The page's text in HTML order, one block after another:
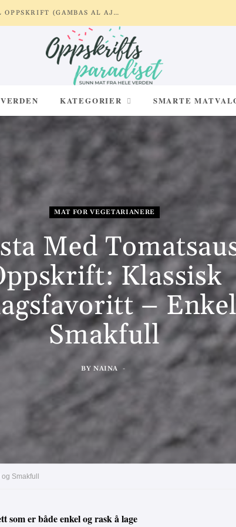
REKER MED HVITLØK OG SITRON – ENKEL OPPSKRIFT (GAMBAS AL AJILLO)
KATEGORIER SMARTE
MAT FOR VEGETARIANERE
Med
Klassisk
–
Smakfull
BY NAINA
Smakfull
som er både enkel og rask å lage